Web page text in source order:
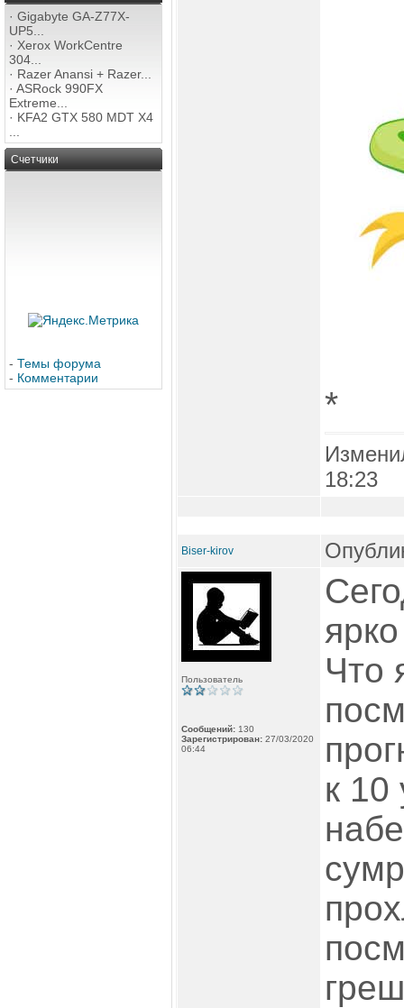
· Gigabyte GA-Z77X-
UP5...
· Xerox WorkCentre
304...
· Razer Anansi + Razer...
· ASRock 990FX
Extreme...
· KFA2 GTX 580 MDT X4
Счетчики
- Темы форума
- Комментарии
*
18:23
Biser-kirov
Пользователь
Сообщений: 130
Зарегистрирован: 27/03/2020
06:44
Что
к 10